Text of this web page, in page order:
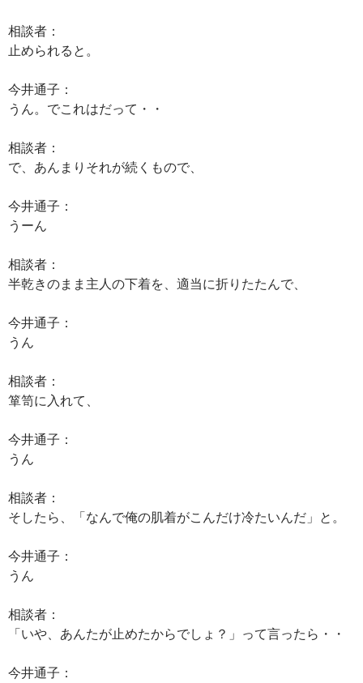
相談者：
止められると。
今井通子：
うん。でこれはだって・・
相談者：
で、あんまりそれが続くもので、
今井通子：
うーん
相談者：
半乾きのまま主人の下着を、適当に折りたたんで、
今井通子：
うん
相談者：
箪笥に入れて、
今井通子：
うん
相談者：
そしたら、「なんで俺の肌着がこんだけ冷たいんだ」と。
今井通子：
うん
相談者：
「いや、あんたが止めたからでしょ？」って言ったら・・
今井通子：